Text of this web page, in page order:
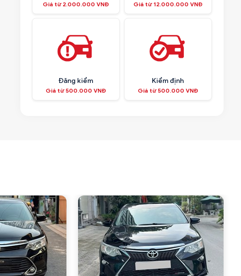
Giá từ 2.000.000 VNĐ Giá từ 12.000.000 VNĐ
Đăng kiểm
Giá từ 500.000 VNĐ
Kiểm định
Giá từ 500.000 VNĐ